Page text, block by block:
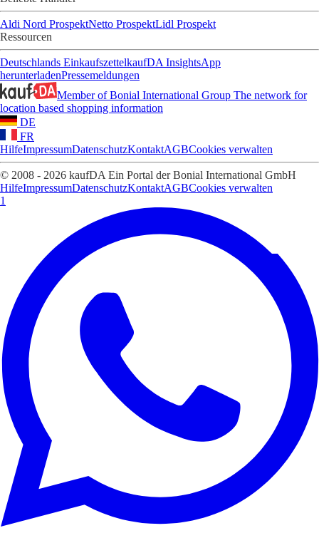
Aldi Nord ProspektNetto ProspektLidl Prospekt
Ressourcen
Deutschlands EinkaufszettelkaufDA InsightsApp
herunterladenPressemeldungen
Member of Bonial International Group The network for
location based shopping information
DE
FR
HilfeImpressumDatenschutzKontaktAGBCookies verwalten
© 2008 - 2026 kaufDA Ein Portal der Bonial International GmbH
HilfeImpressumDatenschutzKontaktAGBCookies verwalten
1